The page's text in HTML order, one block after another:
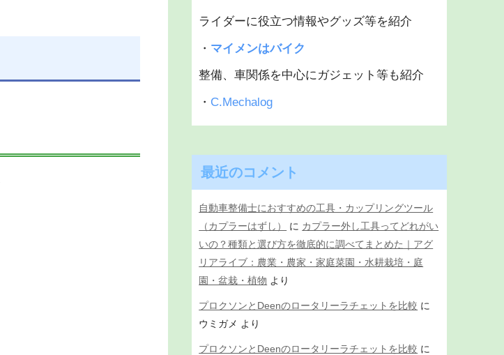
ライダーに役立つ情報やグッズ等を紹介
・ マイメンはバイク
整備、車関係を中心にガジェット等も紹介
・ C.Mechalog
最近のコメント
自動車整備士におすすめの工具・カップリングツール
（カプラーはずし）
に カプラー外し工具ってどれがい
いの？種類と選び方を徹底的に調べてまとめた｜アグ
リアライブ：農業・農家・家庭菜園・水耕栽培・庭
園・盆栽・植物 より
プロクソンとDeenのロータリーラチェットを比較 に
ウミガメ より
プロクソンとDeenのロータリーラチェットを比較 に